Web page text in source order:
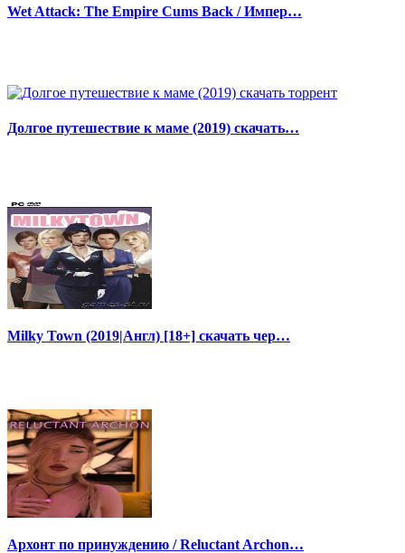
Wet Attack: The Empire Cums Back / Импер…
Долгое путешествие к маме (2019) скачать…
Milky Town (2019|Англ) [18+] скачать чер…
Архонт по принуждению / Reluctant Archon…